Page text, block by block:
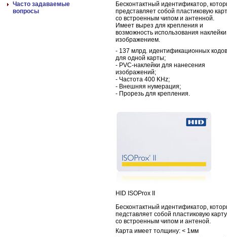
Часто задаваемые
вопросы
Бесконтактный идентификатор,
представляет собой пластиковую
со встроенным чипом и антенной.
Имеет вырез для крепления и
возможность использования
изображением.
- 137 млрд. идентификационных кодов
для одной карты;
- PVC-наклейки для нанесения
изображений;
- Частота 400 KHz;
- Внешняя нумерация;
- Прорезь для крепления.
HID ISOProx II
Бесконтактный идентификатор,
педставляет собой пластиковую карту
со встроенным чипом и антеной.
Карта имеет толщину: < 1мм